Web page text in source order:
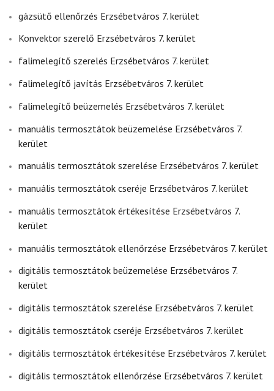
gázsütő ellenőrzés Erzsébetváros 7. kerület
Konvektor szerelő Erzsébetváros 7. kerület
falimelegítő szerelés Erzsébetváros 7. kerület
falimelegítő javítás Erzsébetváros 7. kerület
falimelegítő beüzemelés Erzsébetváros 7. kerület
manuális termosztátok beüzemelése Erzsébetváros 7.
kerület
manuális termosztátok szerelése Erzsébetváros 7. kerület
manuális termosztátok cseréje Erzsébetváros 7. kerület
manuális termosztátok értékesítése Erzsébetváros 7.
kerület
manuális termosztátok ellenőrzése Erzsébetváros 7. kerület
digitális termosztátok beüzemelése Erzsébetváros 7.
kerület
digitális termosztátok szerelése Erzsébetváros 7. kerület
digitális termosztátok cseréje Erzsébetváros 7. kerület
digitális termosztátok értékesítése Erzsébetváros 7. kerület
digitális termosztátok ellenőrzése Erzsébetváros 7. kerület